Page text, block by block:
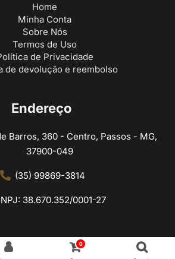
Home
Minha Conta
Sobre Nós
Termos de Uso
de Privacidade
de devolução e reembolso
Endereço
Barros, 360 - Centro, Passos - MG,
37900-049
(35) 99869-3814
38.670.352/0001-27
0